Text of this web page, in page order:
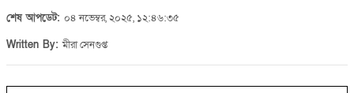
শেষ আপডেট: ০৪ নভেম্বর, ২০২৫, ১২:৪৬:৩৫
Written By:মীরা সেনগুপ্ত